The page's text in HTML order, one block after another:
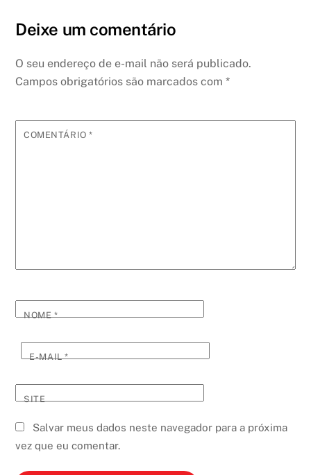
Deixe um comentário
O seu endereço de e-mail não será publicado.
Campos obrigatórios são marcados com*
COMENTÁRIO*
NOME*
E-MAIL*
SITE
Salvar meus dados neste navegador para a próxima
vez que eu comentar.